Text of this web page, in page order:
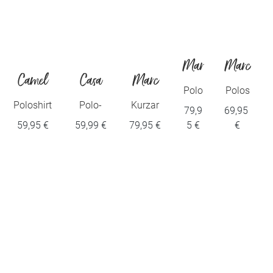
Camel
Herren
Poloshirt
mit Quick
Dry
59,95 €
Casa
Moda
Polo-
Shirt
Langar
59,99 €
Marc
O´Polo
Kurzar
m-
Jerseys
79,95 €
Mar
c O
´Polo
Polo
shirt
Piqu
é
79,9
5 €
Marc
O`Pol
o
Polos
hirt
Piqué
regula
69,95
€